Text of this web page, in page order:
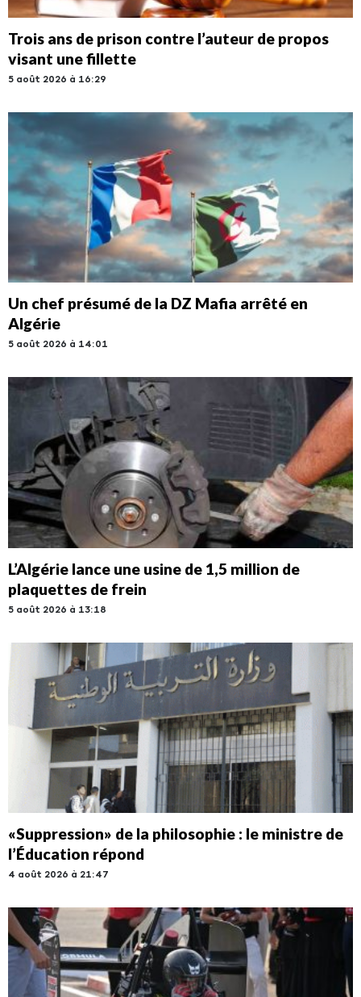
Trois ans de prison contre l’auteur de propos
visant une fillette
5 août 2026 à 16:29
Un chef présumé de la DZ Mafia arrêté en
Algérie
5 août 2026 à 14:01
L’Algérie lance une usine de 1,5 million de
plaquettes de frein
5 août 2026 à 13:18
«Suppression» de la philosophie : le ministre de
l’Éducation répond
4 août 2026 à 21:47